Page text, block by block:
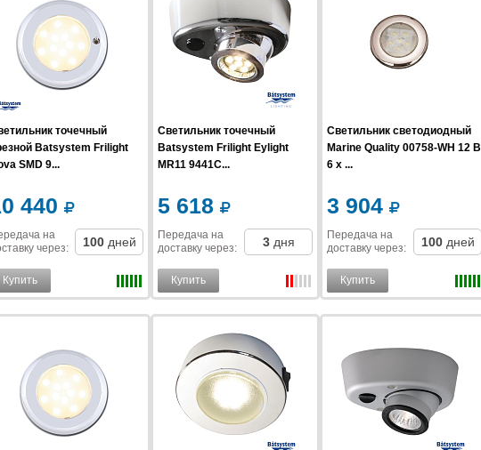
точечный
Batsystem Frilight
SMD 9...
440
на
через: 100 дней
Купить
Светильник точечный
Batsystem Frilight Eylight
MR11 9441C...
5 618
Передача на
доставку через: 3 дня
Купить
Светильник светодиодный
Marine Quality 00758-WH 12 В
6 x ...
3 904
Передача на
доставку через: 100 дней
Купить